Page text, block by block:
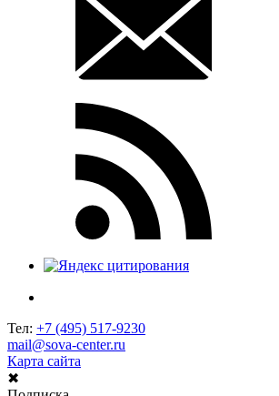
Тел: +7 (495) 517-9230
mail@sova-center.ru
Карта сайта
✖